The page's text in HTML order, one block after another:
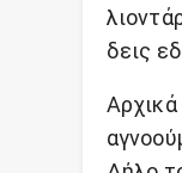
δεις
Αρχικά